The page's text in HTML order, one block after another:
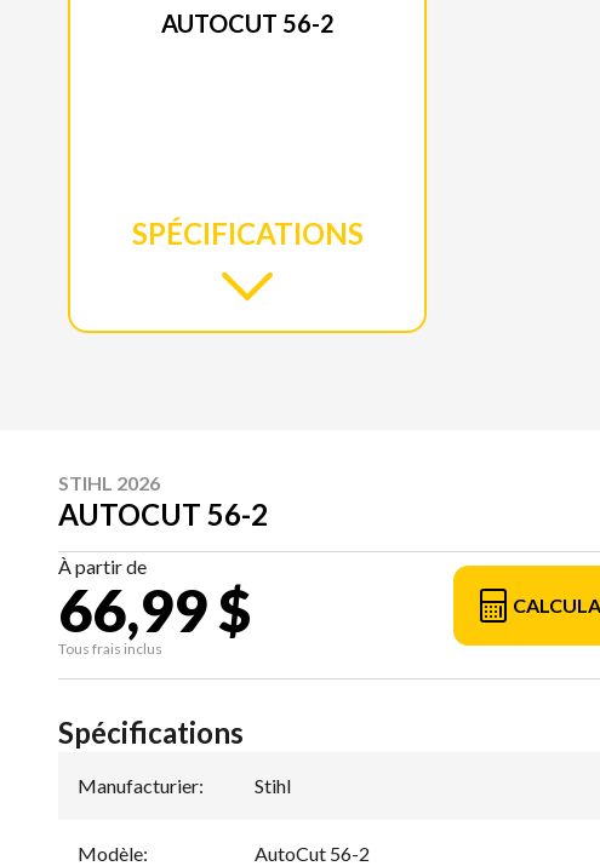
AUTOCUT 56-2
SPÉCIFICATIONS
STIHL 2026
AUTOCUT 56-2
À partir de
66,99 $
Tous frais inclus
Spécifications
Manufacturier: Stihl
Modèle: AutoCut 56-2